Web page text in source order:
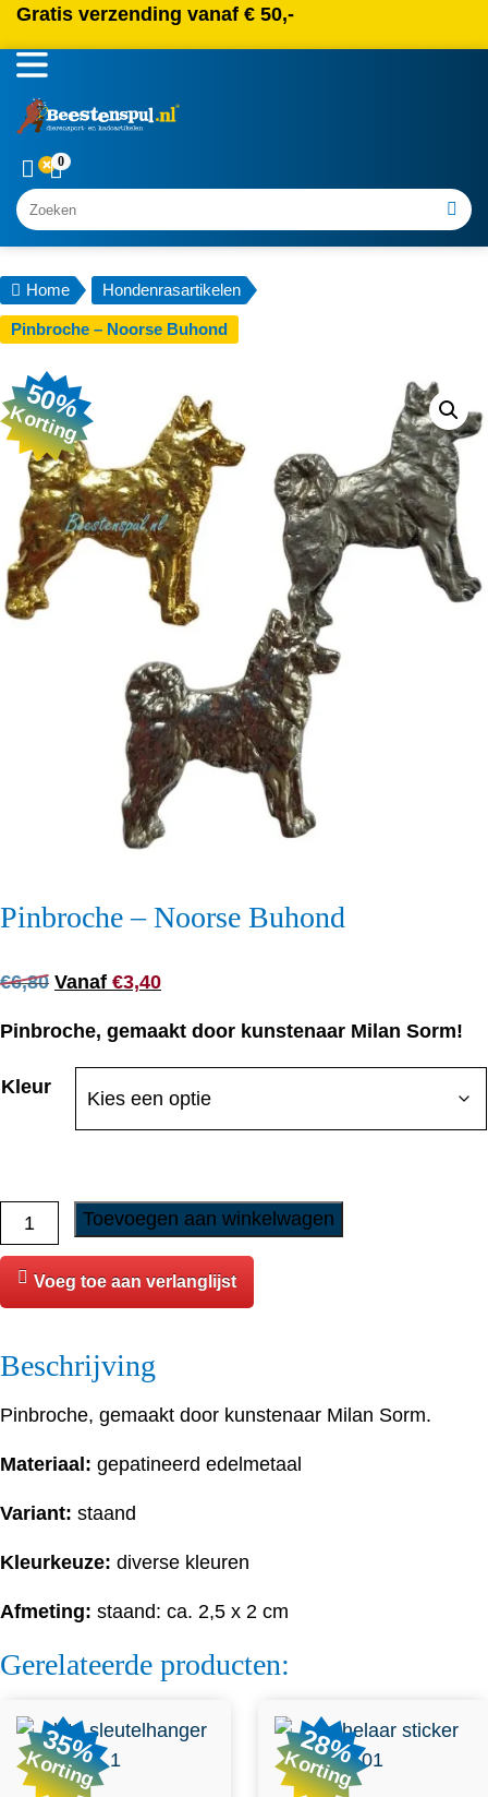
Gratis verzending vanaf € 50,-
0
Zoeken
Home Hondenrasartikelen
Pinbroche – Noorse Buhond
50%
Korting
Pinbroche – Noorse Buhond
€6,80 Oorspronkelijke
was:
6,80.
Vanaf €3,40Huidige
is:
€3,40.
Pinbroche, gemaakt door kunstenaar Milan Sorm!
Kleur
Pinbroche
-
Noorse
Buhond
Toevoegen aan winkelwagen
Voeg toe aan verlanglijst
Beschrijving
Pinbroche, gemaakt door kunstenaar Milan Sorm.
Materiaal: gepatineerd edelmetaal
Variant: staand
Kleurkeuze: diverse kleuren
Afmeting: staand: ca. 2,5 x 2 cm
Gerelateerde producten:
35%
Korting
28%
Korting